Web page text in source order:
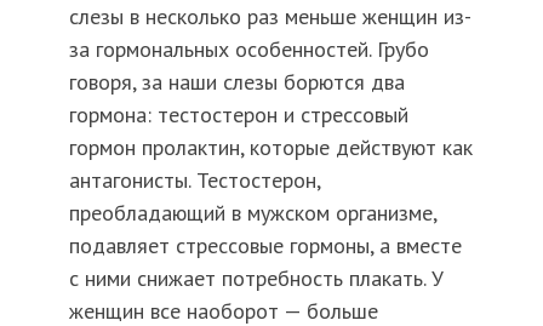
слезы в несколько раз меньше женщин из-
за гормональных особенностей. Грубо
говоря, за наши слезы борются два
гормона: тестостерон и стрессовый
гормон пролактин, которые действуют как
антагонисты. Тестостерон,
преобладающий в мужском организме,
подавляет стрессовые гормоны, а вместе
с ними снижает потребность плакать. У
женщин все наоборот — больше